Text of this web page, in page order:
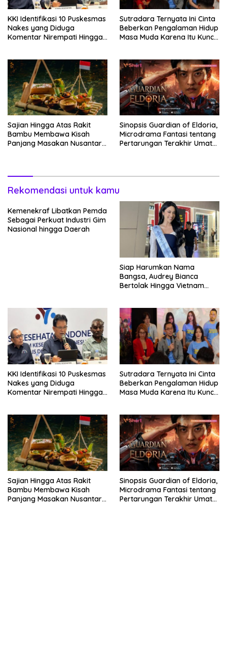
KKI Identifikasi 10 Puskesmas
Nakes yang Diduga
Komentar Nirempati Hingga
Sutradara Ternyata Ini Cinta
Beberkan Pengalaman Hidup
Masa Muda Karena Itu Kunci
Dua
Sajian Hingga Atas Rakit
Bambu Membawa Kisah
Panjang Masakan Nusantara
Sinopsis Guardian of Eldoria,
Microdrama Fantasi tentang
Pertarungan Terakhir Umat
Rekomendasi untuk kamu
Kemenekraf Libatkan Pemda
Sebagai Perkuat Industri Gim
Nasional hingga Daerah
Siap Harumkan Nama
Bangsa, Audrey Bianca
Bertolak Hingga Vietnam
KKI Identifikasi 10 Puskesmas
Nakes yang Diduga
Komentar Nirempati Hingga
Sutradara Ternyata Ini Cinta
Beberkan Pengalaman Hidup
Masa Muda Karena Itu Kunci
Dua
Sajian Hingga Atas Rakit
Bambu Membawa Kisah
Panjang Masakan Nusantara
Sinopsis Guardian of Eldoria,
Microdrama Fantasi tentang
Pertarungan Terakhir Umat